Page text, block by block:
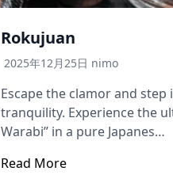
Rokujuan
2025年12月25日 nimo
Escape the clamor and step
tranquility. Experience the
Warabi” in a pure Japanes…
Read More